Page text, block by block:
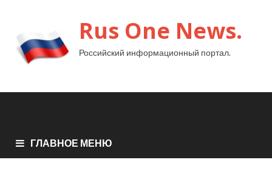
Rus One News.
Российский информационный портал.
ГЛАВНОЕ МЕНЮ